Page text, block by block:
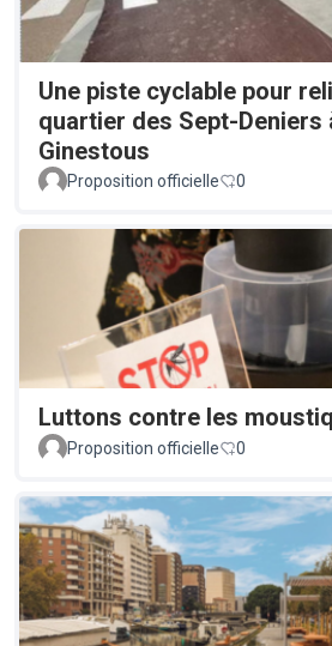
Une piste cyclable pour
quartier des Sept-Deniers
Ginestous
Proposition officielle 0
Luttons contre les
Proposition officielle
0